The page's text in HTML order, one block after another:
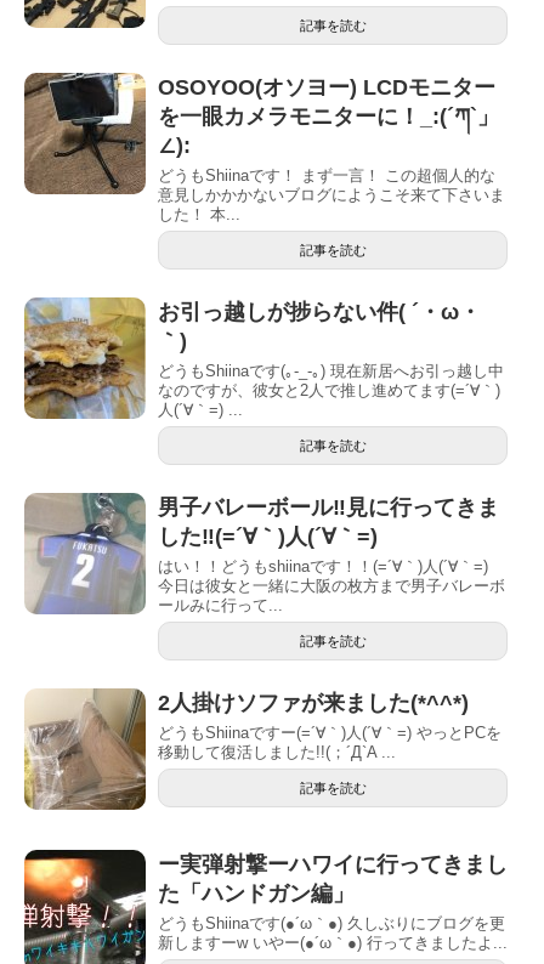
記事を読む
OSOYOO(オソヨー) LCDモニター
を一眼カメラモニターに！_:(´ཀ`」
∠):
どうもShiinaです！ まず一言！ この超個人的な
意見しかかかないブログにようこそ来て下さいま
した！ 本...
記事を読む
お引っ越しが捗らない件( ´・ω・
｀)
どうもShiinaです(｡-_-｡) 現在新居へお引っ越し中
なのですが、彼女と2人で推し進めてます(=´∀｀)
人(´∀｀=) ...
記事を読む
男子バレーボール‼︎見に行ってきま
した‼︎(=´∀｀)人(´∀｀=)
はい︎！！どうもshiinaです！！(=´∀｀)人(´∀｀=)
今日は彼女と一緒に大阪の枚方まで男子バレーボ
ールみに行って...
記事を読む
2人掛けソファが来ました(*^^*)
どうもShiinaですー(=´∀｀)人(´∀｀=) やっとPCを
移動して復活しました︎!!(；´Д`A ...
記事を読む
ー実弾射撃ーハワイに行ってきまし
た「ハンドガン編」
どうもShiinaです(●´ω｀●) 久しぶりにブログを更
新しますーw いやー(●´ω｀●) 行ってきましたよ...